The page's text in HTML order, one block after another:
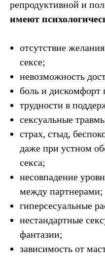
репродуктивной и
имеют
отсутствие
сексе;
невозможность
боль и дискомфорт
трудности в
сексуальные
страх, стыд,
даже при устном
секса;
несовпадение
между партнерами;
гиперсесуальные
нестандартные
фантазии;
зависимость от